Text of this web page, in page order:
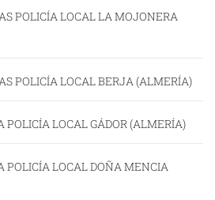
POLICÍA LOCAL LA MOJONERA
POLICÍA LOCAL BERJA (ALMERÍA)
POLICÍA LOCAL GÁDOR (ALMERÍA)
POLICÍA LOCAL DOÑA MENCIA